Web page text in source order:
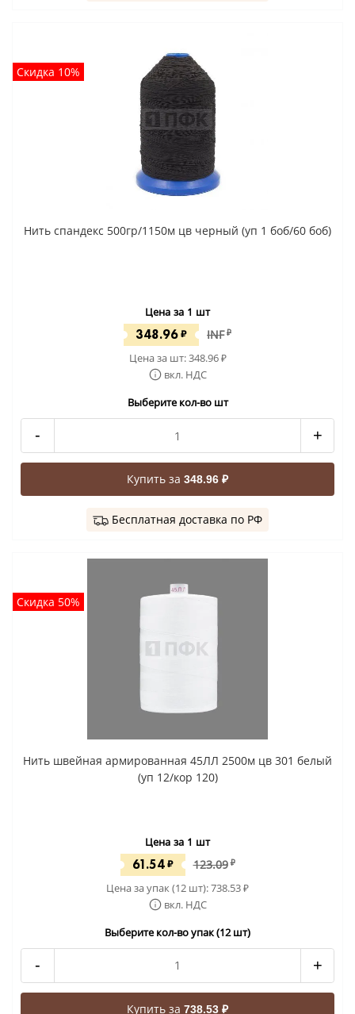
Скидка 10%
Нить спандекс 500гр/1150м цв черный (уп 1 боб/60 боб)
Цена за 1 шт
348.96₽ INF ₽
Цена за шт:348.96₽
вкл. НДС
Выберите кол-во шт
- +
Купить за 348.96 ₽
Бесплатная доставка по РФ
Скидка 50%
Нить швейная армированная 45ЛЛ 2500м цв 301 белый
(уп 12/кор 120)
Цена за 1 шт
61.54 ₽ 123.09 ₽
Цена за упак (12 шт):738.53₽
вкл. НДС
Выберите кол-во упак (12 шт)
- +
Купить за 738.53 ₽